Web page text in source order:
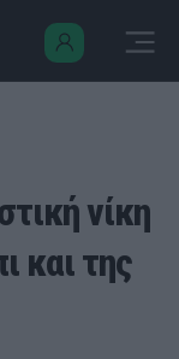
νίκη
και της